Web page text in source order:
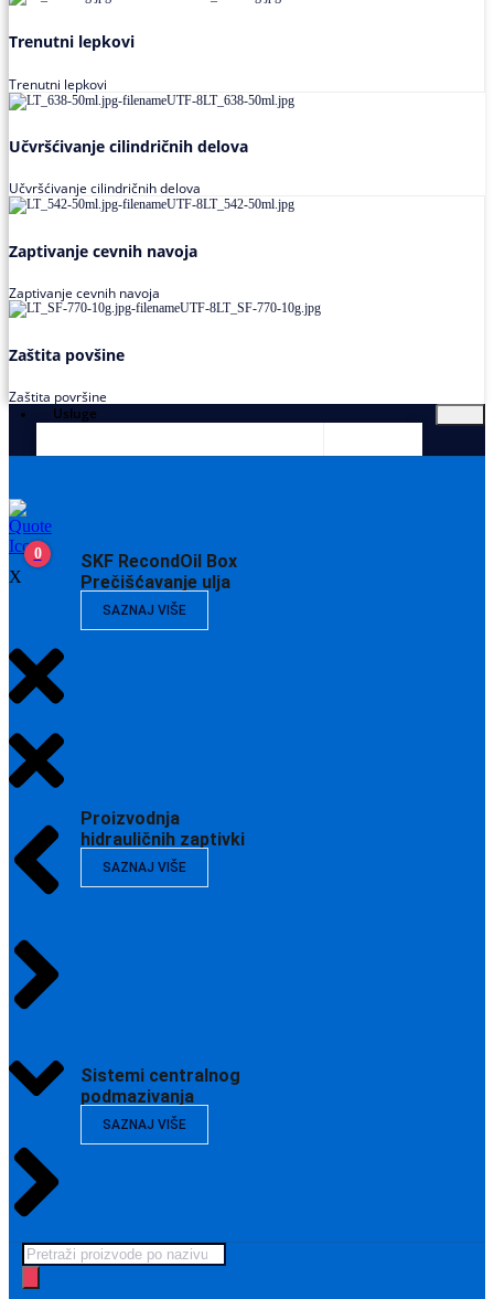
Trenutni lepkovi
Trenutni lepkovi
Učvršćivanje cilindričnih delova
Učvršćivanje cilindričnih delova
Zaptivanje cevnih navoja
Zaptivanje cevnih navoja
Zaštita povšine
Zaštita površine
Usluge
SKF RecondOil Box
Prečišćavanje ulja
SAZNAJ VIŠE
Proizvodnja
hidrauličnih zaptivki
SAZNAJ VIŠE
Sistemi centralnog
podmazivanja
SAZNAJ VIŠE
0
X
Products
search